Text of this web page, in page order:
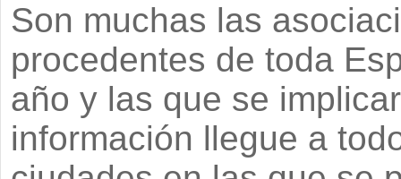
Son muchas las
procedentes de toda
año y las que se
información llegue a